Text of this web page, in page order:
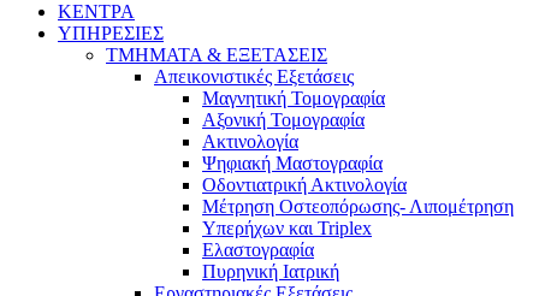
ΚΕΝΤΡΑ
ΥΠΗΡΕΣΙΕΣ
ΤΜΗΜΑΤΑ & ΕΞΕΤΑΣΕΙΣ
Απεικονιστικές Εξετάσεις
Μαγνητική Τομογραφία
Αξονική Τομογραφία
Ακτινολογία
Ψηφιακή Μαστογραφία
Οδοντιατρική Ακτινολογία
Μέτρηση Οστεοπόρωσης- Λιπομέτρηση
Υπερήχων και Triplex
Ελαστογραφία
Πυρηνική Ιατρική